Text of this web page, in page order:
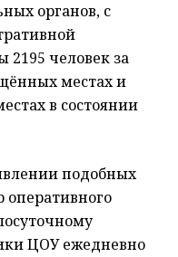
органов, с
2195 человек за
местах и
в состоянии
подобных
ЦОУ ежедневно